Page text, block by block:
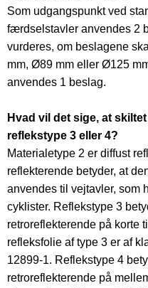
Som udgangspunkt ved
færdselstavler anvendes 2
vurderes, om beslagene
mm, Ø89 mm eller Ø125
anvendes 1 beslag.
Hvad vil det sige, at
reflekstype 3 eller 4?
Materialetype 2 er diffust
reflekterende betyder, at
anvendes til vejtavler, som
cyklister. Reflekstype 3
retroreflekterende på korte
refleksfolie af type 3 er af
12899-1. Reflekstype 4
retroreflekterende på